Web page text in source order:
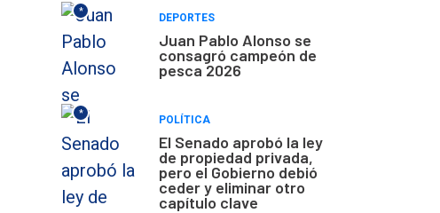
*
DEPORTES
Juan Pablo Alonso se
consagró campeón de
pesca 2026
*
POLÍTICA
El Senado aprobó la ley
de propiedad privada,
pero el Gobierno debió
ceder y eliminar otro
capítulo clave